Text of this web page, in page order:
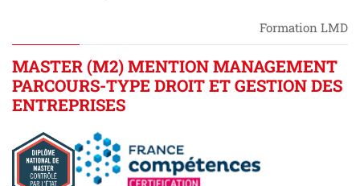
Formation LMD
MASTER (M2) MENTION MANAGEMENT
PARCOURS-TYPE DROIT ET GESTION DES
ENTREPRISES